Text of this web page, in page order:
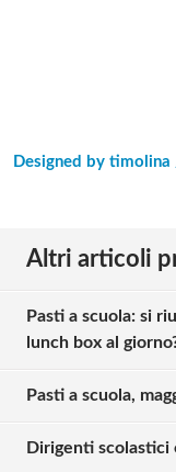
Designed by timolina
Altri articoli
Pasti a scuola: si
lunch box al
Pasti a scuola,
Dirigenti scolastici